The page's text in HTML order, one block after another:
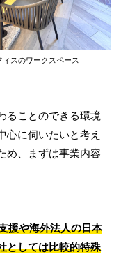
スのワークスペース
ることのできる環境
心に伺いたいと考え
め、まずは事業内容
援や海外法人の日本
としては比較的特殊